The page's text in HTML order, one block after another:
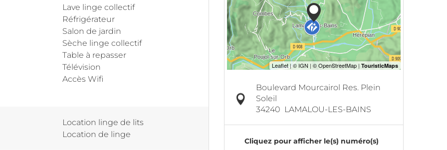
Lave linge collectif
Réfrigérateur
Salon de jardin
Sèche linge collectif
Table à repasser
Télévision
Accès Wifi
Location linge de lits
Location de linge
Boulevard Mourcairol Res. Plein
Soleil
34240 LAMALOU-LES-BAINS
Cliquez pour afficher le(s) numéro(s)